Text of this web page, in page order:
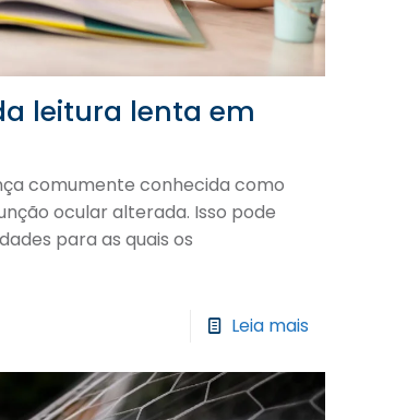
leitura lenta em
comumente conhecida como
ocular alterada. Isso pode
para as quais os
Leia mais